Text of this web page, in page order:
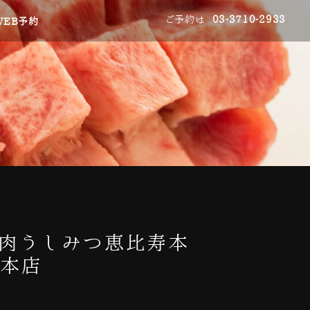
予約 ご予約は 03-3710-2933
うしみつ恵比寿本
店